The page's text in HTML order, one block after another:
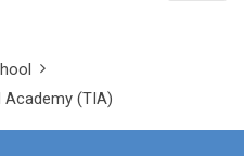
(TIA)